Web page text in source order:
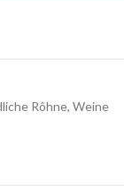
Rôhne, Weine